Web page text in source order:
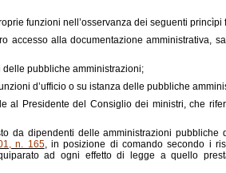
funzioni nell’osservanza dei seguenti princìpi
accesso alla documentazione amministrativa,
pubbliche amministrazioni;
d’ufficio o su istanza delle pubbliche
al Presidente del Consiglio dei ministri, che
da dipendenti delle amministrazioni pubbliche
n. 165, in posizione di comando secondo i
ad ogni effetto di legge a quello